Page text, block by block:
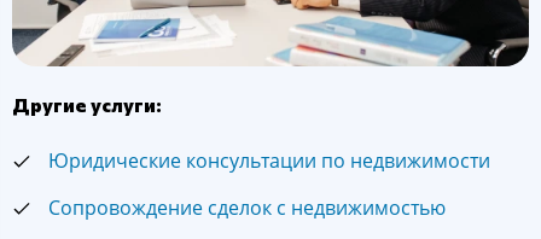
Другие услуги:
Юридические консультации по недвижимости
Сопровождение сделок с недвижимостью